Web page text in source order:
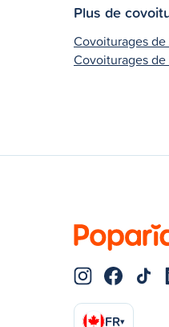
Plus de
Covoiturages
Covoiturages
FR▾